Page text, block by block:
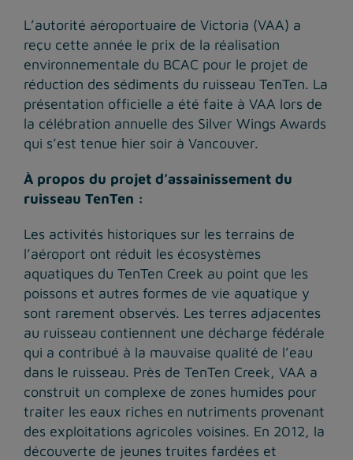
L’autorité aéroportuaire de Victoria (VAA) a
reçu cette année le prix de la réalisation
environnementale du BCAC pour le projet de
réduction des sédiments du ruisseau TenTen. La
présentation officielle a été faite à VAA lors de
la célébration annuelle des Silver Wings Awards
qui s’est tenue hier soir à Vancouver.
À propos du projet d’assainissement du
ruisseau TenTen :
Les activités historiques sur les terrains de
l’aéroport ont réduit les écosystèmes
aquatiques du TenTen Creek au point que les
poissons et autres formes de vie aquatique y
sont rarement observés. Les terres adjacentes
au ruisseau contiennent une décharge fédérale
qui a contribué à la mauvaise qualité de l’eau
dans le ruisseau. Près de TenTen Creek, VAA a
construit un complexe de zones humides pour
traiter les eaux riches en nutriments provenant
des exploitations agricoles voisines. En 2012, la
découverte de jeunes truites fardées et